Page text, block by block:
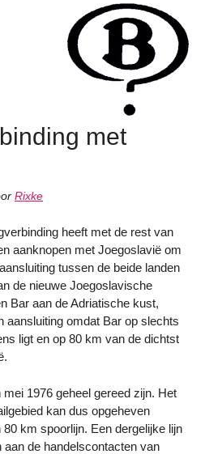
met
Rixke
heeft met de rest van
aanknopen met Joegoslavië om
tussen de beide landen
de nieuwe Joegoslavische
Bar aan de Adriatische kust,
aansluiting omdat Bar op slechts
ligt en op 80 km van de dichtst
1976 geheel gereed zijn. Het
kan dus opgeheven
km spoorlijn. Een dergelijke lijn
de handelscontacten van